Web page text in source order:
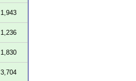
1,943
1,236
1,830
3,704